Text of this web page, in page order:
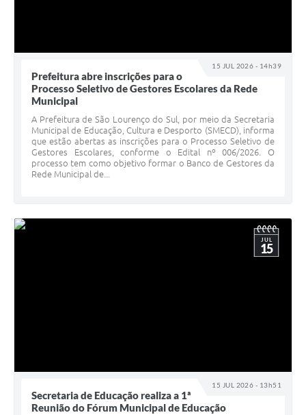
15 JUL 2026 - 14h39
Prefeitura abre inscrições para o
Processo Seletivo de Gestores Escolares da Rede
Municipal
A Prefeitura de São Lourenço do Sul, por meio da Secretaria
Municipal de Educação, Cultura e Desporto (SMECD), informa
que estão abertas as inscrições para o Processo Seletivo de
Gestores Escolares, conforme o Edital nº 006/2026. O
processo tem como objetivo formar o Banco de Gestores da
Rede Municipal de...
15 JUL 2026 - 13h51
JUL
15
Secretaria de Educação realiza a 1ª
Reunião do Fórum Municipal de Educação